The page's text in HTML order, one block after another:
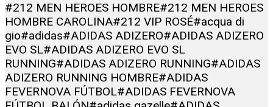
#212 MEN HEROES HOMBRE#212 MEN HEROES
HOMBRE CAROLINA#212 VIP ROSÉ#acqua di
gio#adidas#ADIDAS ADIZERO#ADIDAS ADIZERO
EVO SL#ADIDAS ADIZERO EVO SL
RUNNING#ADIDAS ADIZERO RUNNING#ADIDAS
ADIZERO RUNNING HOMBRE#ADIDAS
FEVERNOVA FÚTBOL#ADIDAS FEVERNOVA